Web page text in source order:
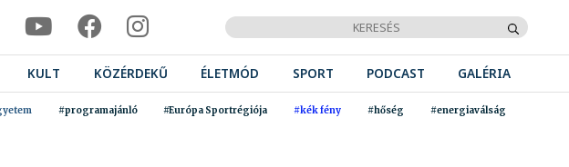
KULT KÖZÉRDEKŰ ÉLETMÓD SPORT PODCAST GALÉRIA
#programajánló #Európa Sportrégiója #kék fény #hőség #energiaválság